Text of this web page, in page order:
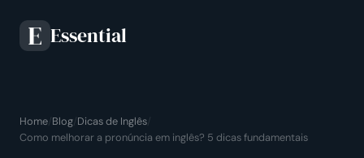
E Essential
Home Blog Dicas de Inglês
Como melhorar a pronúncia em inglês? 5 dicas fundamentais